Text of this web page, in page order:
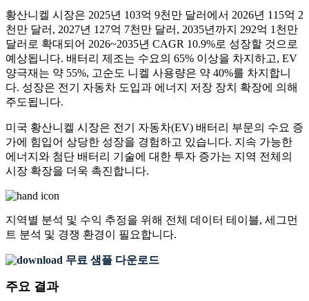
황산니켈 시장은 2025년 103억 9천만 달러에서 2026년 115억 2
천만 달러, 2027년 127억 7천만 달러, 2035년까지 292억 1천만
달러로 확대되어 2026~2035년 CAGR 10.9%로 성장할 것으로
예상됩니다. 배터리 제조는 수요의 65% 이상을 차지하고, EV
양극재는 약 55%, 고순도 니켈 사용량은 약 40%를 차지합니
다. 성장은 전기 자동차 도입과 에너지 저장 장치 확장에 의해
주도됩니다.
미국 황산니켈 시장은 전기 자동차(EV) 배터리 부문의 수요 증
가에 힘입어 상당한 성장을 경험하고 있습니다. 지속 가능한
에너지와 첨단 배터리 기술에 대한 투자 증가는 지역 전체의
시장 확장을 더욱 촉진합니다.
지역별 분석 및 수익 추정을 위해 전체 데이터 테이블, 세그먼
트 분석 및 경쟁 환경이 필요합니다.
무료 샘플 다운로드
주요 결과